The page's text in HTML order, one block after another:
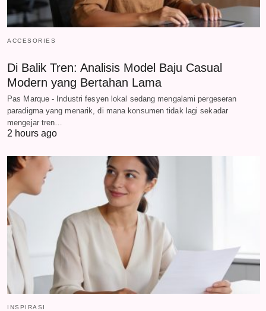
ACCESORIES
Di Balik Tren: Analisis Model Baju Casual
Modern yang Bertahan Lama
Pas Marque - Industri fesyen lokal sedang mengalami pergeseran
paradigma yang menarik, di mana konsumen tidak lagi sekadar
mengejar tren…
2 hours ago
INSPIRASI